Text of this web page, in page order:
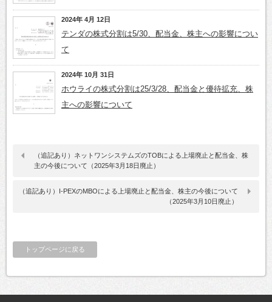
2024年 4月 12日
テンダの株式分割は5/30、配当金、株主への影響につい
て
2024年 10月 31日
ホウライの株式分割は25/3/28、配当金と優待拡充、株
主への影響について
（追記あり）ネットワンシステムズのTOBによる上場廃止と配当金、株
主の今後について（2025年3月18日廃止）
（追記あり）I-PEXのMBOによる上場廃止と配当金、株主の今後について
（2025年3月10日廃止）
トップページに戻る